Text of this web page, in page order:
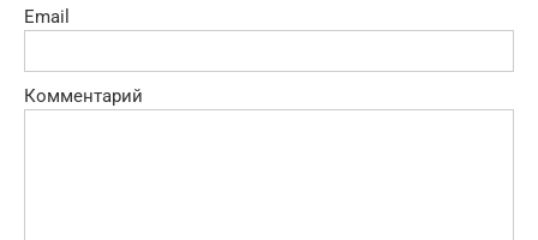
Email
Комментарий